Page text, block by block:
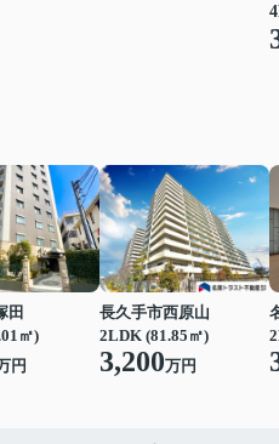
田
㎡)
円
長久手市西原山
2LDK (81.85㎡)
3,200万円